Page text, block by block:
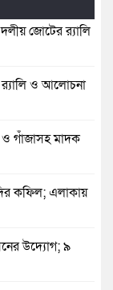
জোটের র‍্যালি
র‍্যালি ও আলোচনা
ও গাঁজাসহ মাদক
কফিল; এলাকায়
উদ্যোগ; ৯